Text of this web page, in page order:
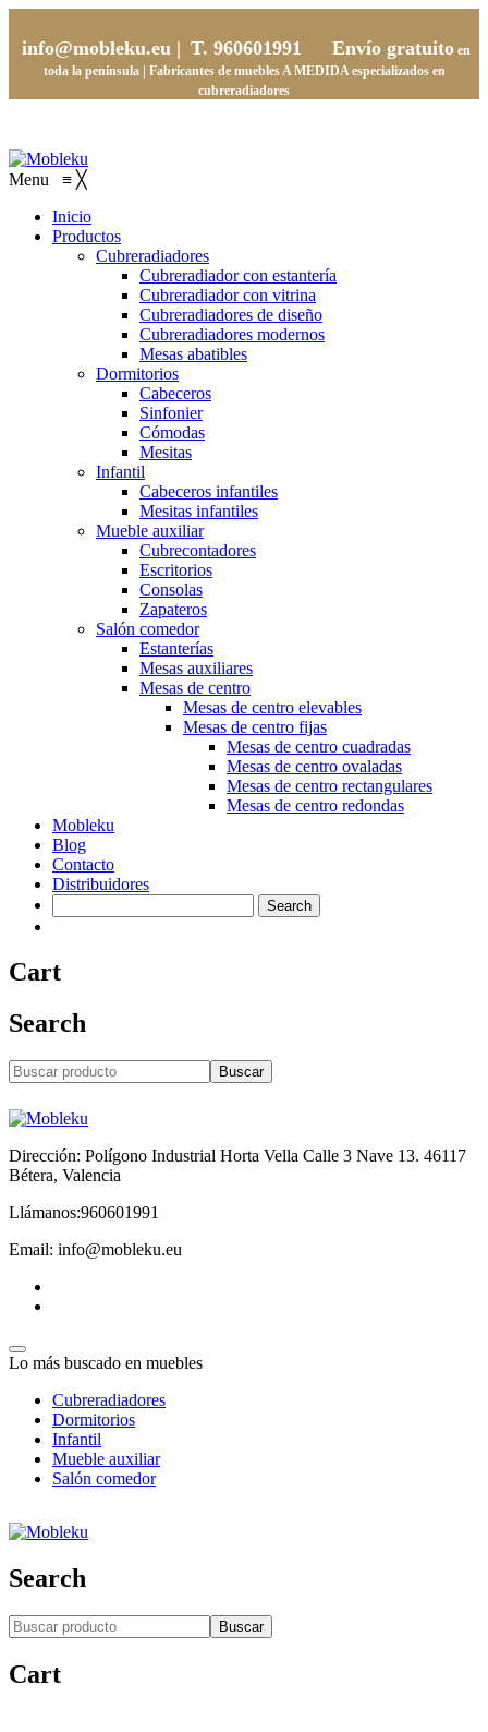
info@mobleku.eu | T. 960601991 Envío gratuito en
toda la península | Fabricantes de mueblesA MEDIDAespecializados en
cubreradiadores
Menu ≡ ╳
Inicio
Productos
Cubreradiadores
Cubreradiador con estantería
Cubreradiador con vitrina
Cubreradiadores de diseño
Cubreradiadores modernos
Mesas abatibles
Dormitorios
Cabeceros
Sinfonier
Cómodas
Mesitas
Infantil
Cabeceros infantiles
Mesitas infantiles
Mueble auxiliar
Cubrecontadores
Escritorios
Consolas
Zapateros
Salón comedor
Estanterías
Mesas auxiliares
Mesas de centro
Mesas de centro elevables
Mesas de centro fijas
Mesas de centro cuadradas
Mesas de centro ovaladas
Mesas de centro rectangulares
Mesas de centro redondas
Mobleku
Blog
Contacto
Distribuidores
Cart
Search
Buscar
Dirección: Polígono Industrial Horta Vella Calle 3 Nave 13. 46117
Bétera, Valencia
Llámanos:960601991
Email: info@mobleku.eu
Lo más buscado en muebles
Cubreradiadores
Dormitorios
Infantil
Mueble auxiliar
Salón comedor
Search
Buscar
Cart